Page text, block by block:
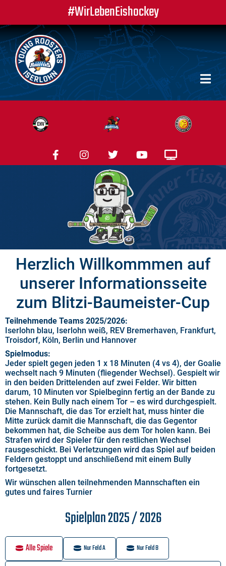
#WirLebenEishockey
Herzlich Willkommmen auf
unserer Informationsseite
zum Blitzi-Baumeister-Cup
Teilnehmende Teams 2025/2026:
Iserlohn blau, Iserlohn weiß, REV Bremerhaven, Frankfurt,
Troisdorf, Köln, Berlin und Hannover
Spielmodus:
Jeder spielt gegen jeden 1 x 18 Minuten (4 vs 4), der Goalie
wechselt nach 9 Minuten (fliegender Wechsel). Gespielt wir
in den beiden Drittelenden auf zwei Felder. Wir bitten
darum, 10 Minuten vor Spielbeginn fertig an der Bande zu
stehen. Kein Bully nach einem Tor – es wird durchgespielt.
Die Mannschaft, die das Tor erzielt hat, muss hinter die
Mitte zurück damit die Mannschaft, die das Gegentor
bekommen hat, die Scheibe aus dem Tor holen kann. Bei
Strafen wird der Spieler für den restlichen Wechsel
rausgeschickt. Bei Verletzungen wird das Spiel auf beiden
Feldern gestoppt und anschließend mit einem Bully
fortgesetzt.
Wir wünschen allen teilnehmenden Mannschaften ein
gutes und faires Turnier
Spielplan 2025 / 2026
Alle Spiele Nur Feld A Nur Feld B